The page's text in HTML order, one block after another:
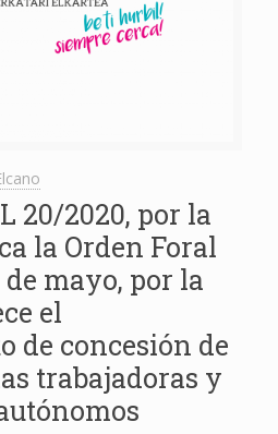
20/2020, por la
la Orden Foral
de mayo, por la
el
de concesión de
trabajadoras y